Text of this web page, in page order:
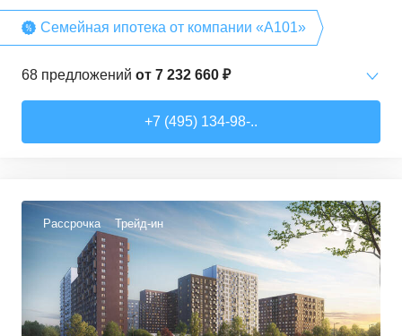
Семейная ипотека от компании «А101»
68 предложений от 7 232 660 ₽
35–36,7м² 3 предложения
2-комн. кв. от 13 342 080 ₽
72,7 м² 15 предложений
3-комн. кв. от14 592 460 ₽
+7 (495) 134-98-..
Рассрочка Трейд-ин 3,7